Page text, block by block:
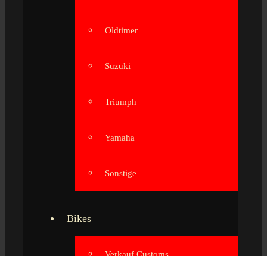
Oldtimer
Suzuki
Triumph
Yamaha
Sonstige
Bikes